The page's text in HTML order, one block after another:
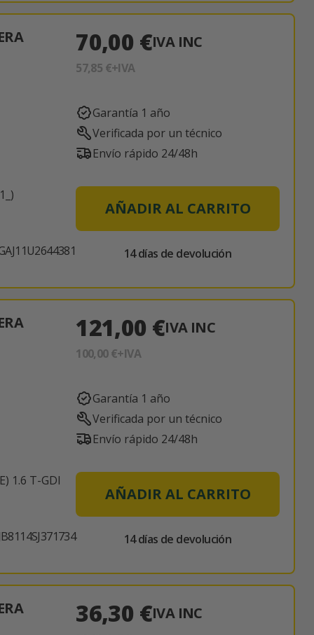
70,00 €IVA INC
57,85 €+IVA
Garantía 1 año
Verificada por un técnico
Envío rápido 24/48h
AÑADIR AL CARRITO
14 días de devolución
1.6 T-GDI
121,00 €IVA INC
100,00 €+IVA
Garantía 1 año
Verificada por un técnico
Envío rápido 24/48h
AÑADIR AL CARRITO
14 días de devolución
36,30 €IVA INC